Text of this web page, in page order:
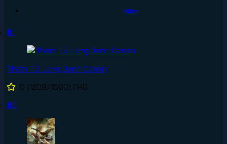
Năm
#1
Thám Tử Lừng Danh Conan
0 (1209/1500) FHD
#2